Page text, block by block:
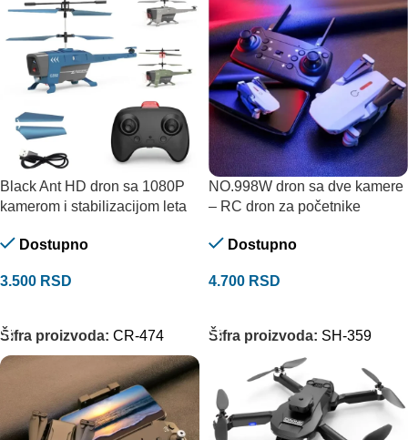
Black Ant HD dron sa 1080P
kamerom i stabilizacijom leta
Dostupno
3.500 RSD
Šifra proizvoda: CR-474
NO.998W dron sa dve kamere
– RC dron za početnike
Dostupno
4.700 RSD
Šifra proizvoda: SH-359